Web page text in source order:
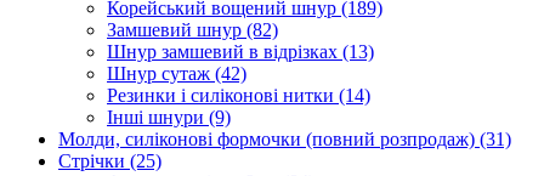
Корейський вощений шнур (189)
Замшевий шнур (82)
Шнур замшевий в відрізках (13)
Шнур сутаж (42)
Резинки і силіконові нитки (14)
Інші шнури (9)
Молди, силіконові формочки (повний розпродаж) (31)
Стрічки (25)